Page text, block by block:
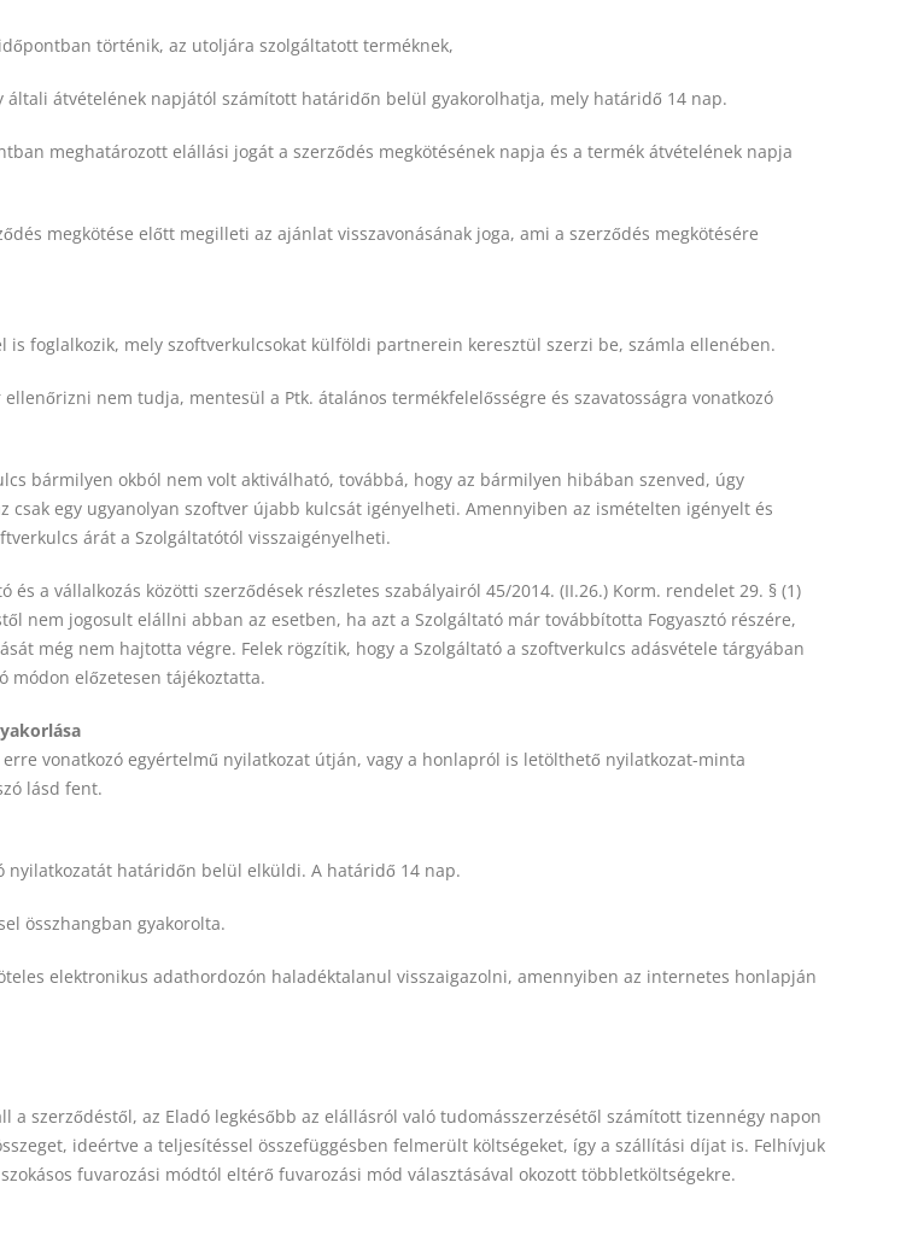
történik, az utoljára szolgáltatott terméknek,
átvételének napjától számított határidőn belül gyakorolhatja, mely határidő 14 nap.
meghatározott elállási jogát a szerződés megkötésének napja és a termék átvételének napja
megkötése előtt megilleti az ajánlat visszavonásának joga, ami a szerződés megkötésére
foglalkozik, mely szoftverkulcsokat külföldi partnerein keresztül szerzi be, számla ellenében.
nem tudja, mentesül a Ptk. átalános termékfelelősségre és szavatosságra vonatkozó
bármilyen okból nem volt aktiválható, továbbá, hogy az bármilyen hibában szenved, úgy
csak egy ugyanolyan szoftver újabb kulcsát igényelheti. Amennyiben az ismételten igényelt és
árát a Szolgáltatótól visszaigényelheti.
a vállalkozás közötti szerződések részletes szabályairól 45/2014. (II.26.) Korm. rendelet 29. § (1)
nem jogosult elállni abban az esetben, ha azt a Szolgáltató már továbbította Fogyasztó részére,
még nem hajtotta végre. Felek rögzítik, hogy a Szolgáltató a szoftverkulcs adásvétele tárgyában
módon előzetesen tájékoztatta.
vonatkozó egyértelmű nyilatkozat útján, vagy a honlapról is letölthető nyilatkozat-minta
lásd fent.
határidőn belül elküldi. A határidő 14 nap.
összhangban gyakorolta.
elektronikus adathordozón haladéktalanul visszaigazolni, amennyiben az internetes honlapján
a szerződéstől, az Eladó legkésőbb az elállásról való tudomásszerzésétől számított tizennégy napon
ideértve a teljesítéssel összefüggésben felmerült költségeket, így a szállítási díjat is. Felhívjuk
fuvarozási módtól eltérő fuvarozási mód választásával okozott többletköltségekre.